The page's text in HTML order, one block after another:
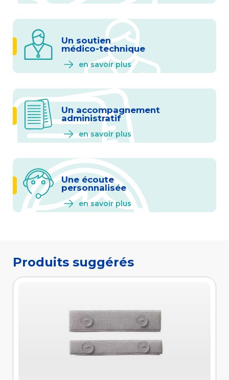
Un soutien
médico-technique
en savoir plus
Un accompagnement
administratif
en savoir plus
Une écoute
personnalisée
en savoir plus